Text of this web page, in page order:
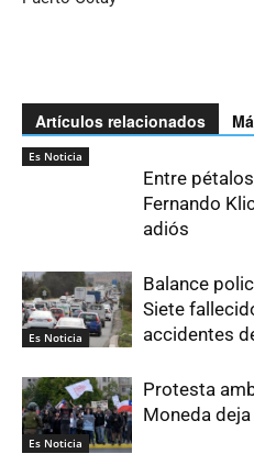
Artículos relacionados
Es Noticia
Entre
Fernando
adiós
Es Noticia
Balance
Siete
accidentes
Es Noticia
Protesta
Moneda